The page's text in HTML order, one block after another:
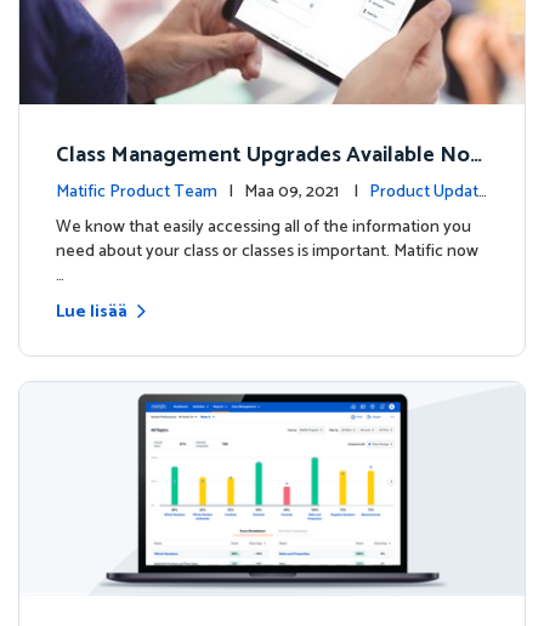
Class Management Upgrades Available Now
!Matific Product Team | Maa 09, 2021 | Product Update
s
We know that easily accessing all of the information you
need about your class or classes is important. Matific now
…
Lue lisää